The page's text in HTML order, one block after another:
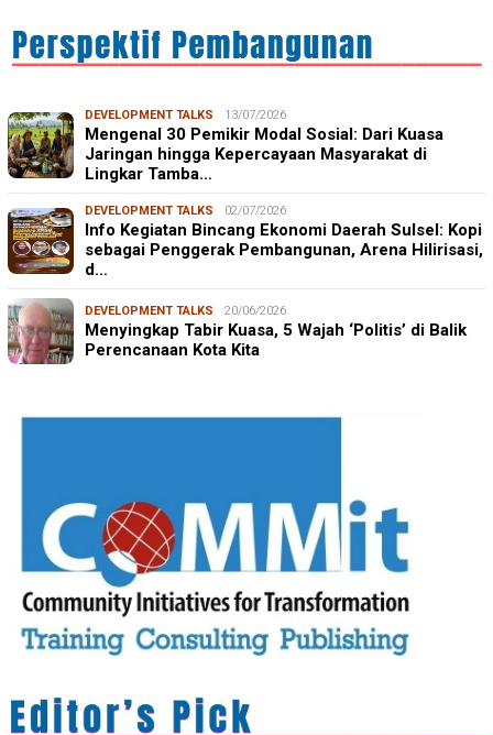
DEVELOPMENT TALKS 13/07/2026
Mengenal 30 Pemikir Modal Sosial: Dari Kuasa
Jaringan hingga Kepercayaan Masyarakat di
Lingkar Tamba…
DEVELOPMENT TALKS 02/07/2026
Info Kegiatan Bincang Ekonomi Daerah Sulsel: Kopi
sebagai Penggerak Pembangunan, Arena Hilirisasi,
d…
DEVELOPMENT TALKS 20/06/2026
Menyingkap Tabir Kuasa, 5 Wajah ‘Politis’ di Balik
Perencanaan Kota Kita